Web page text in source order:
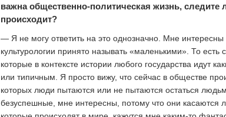
важна общественно-политическая жизнь, следите
происходит?
— Я не могу ответить на это однозначно. Мне
культурологии принято называть «маленькими». То есть
которые в контексте истории любого государства идут
или типичным. Я просто вижу, что сейчас в обществе
которых люди пытаются или не пытаются остаться
безуспешные, мне интересны, потому что они касаются